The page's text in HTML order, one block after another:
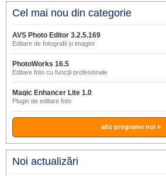
Cel mai nou din categorie
AVS Photo Editor 3.2.5.169
Editare de fotografii și imagini
PhotoWorks 16.5
Editare foto cu funcții profesionale
Magic Enhancer Lite 1.0
Plugin de editare foto
alte programe noi »
Noi actualizări